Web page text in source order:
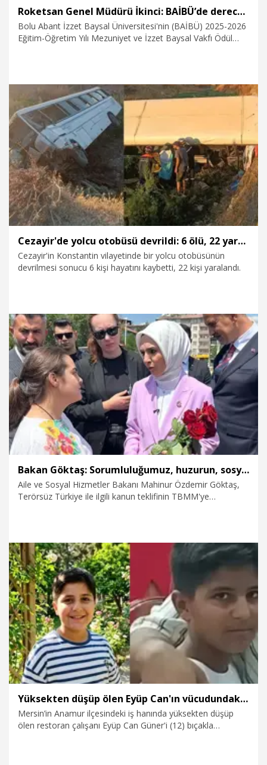
Roketsan Genel Müdürü İkinci: BAİBÜ’de dereceye giren mezunları işe alım sürecine dahil edeceğiz
Bolu Abant İzzet Baysal Üniversitesi'nin (BAİBÜ) 2025-2026
Eğitim-Öğretim Yılı Mezuniyet ve İzzet Baysal Vakfı Ödül
dahil edileceğini açıkladı. İkinci, “Onları bizim ihtiyaç
duyduğumuz alanlarda insan kaynaklarımız üzerinden
kendileriyle temasa geçip inşallah işe alma sürecine dahil
edeceğiz” dedi.
6.08.2026 Gündem
Cezayir'de yolcu otobüsü devrildi: 6 ölü, 22 yaralı
Cezayir'in Konstantin vilayetinde bir yolcu otobüsünün
devrilmesi sonucu 6 kişi hayatını kaybetti, 22 kişi yaralandı.
6.08.2026 Dünya
Bakan Göktaş: Sorumluluğumuz, huzurun, sosyal dayanışmayla daha da güçlenmesini sağlamaktır
Aile ve Sosyal Hizmetler Bakanı Mahinur Özdemir Göktaş,
Terörsüz Türkiye ile ilgili kanun teklifinin TBMM'ye
büyüdüğü, ailelerin geleceğe umutla baktığı 'Türkiye Yüzyılı'nı
inşa etmektir. Sorumluluğumuz, huzurun sosyal
dayanışmayla daha da güçlenmesini sağlamaktır" dedi.
6.08.2026 Politika
Yüksekten düşüp ölen Eyüp Can'ın vücudundaki kesi izleri araştırılıyor
Mersin’in Anamur ilçesindeki iş hanında yüksekten düşüp
ölen restoran çalışanı Eyüp Can Güner'i (12) bıçakla